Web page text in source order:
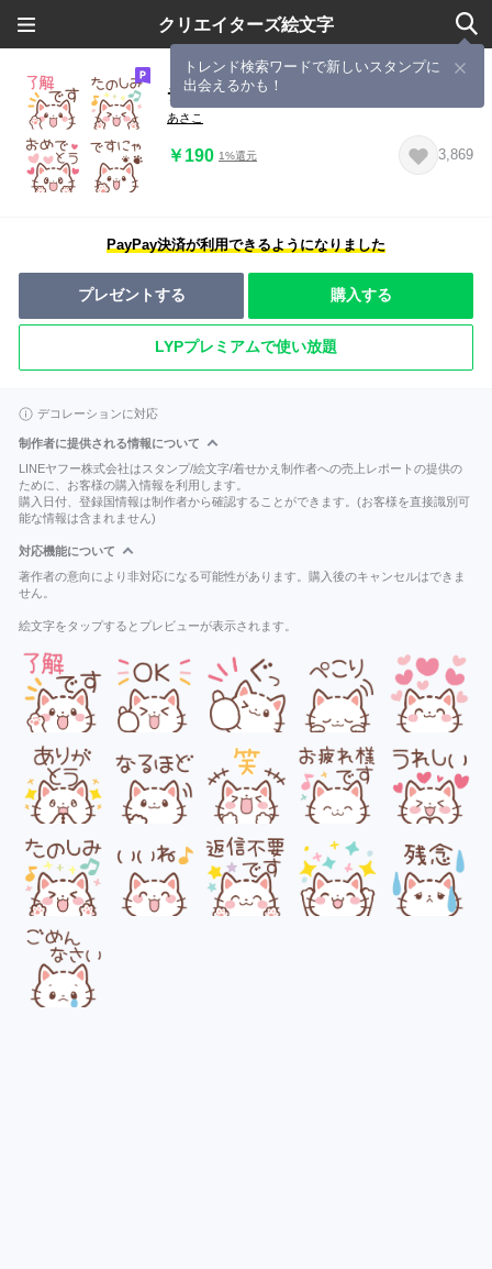
クリエイターズ絵文字
トレンド検索ワードで新しいスタンプに
出会えるかも！
チラッと白ねこ♡絵文字
あさこ
￥190 1%還元 3,869
PayPay決済が利用できるようになりました
プレゼントする 購入する
LYPプレミアムで使い放題
デコレーションに対応
制作者に提供される情報について
LINEヤフー株式会社はスタンプ/絵文字/着せかえ制作者への売上レポートの提供の
ために、お客様の購入情報を利用します。
購入日付、登録国情報は制作者から確認することができます。(お客様を直接識別可
能な情報は含まれません)
対応機能について
著作者の意向により非対応になる可能性があります。購入後のキャンセルはできま
せん。
絵文字をタップするとプレビューが表示されます。